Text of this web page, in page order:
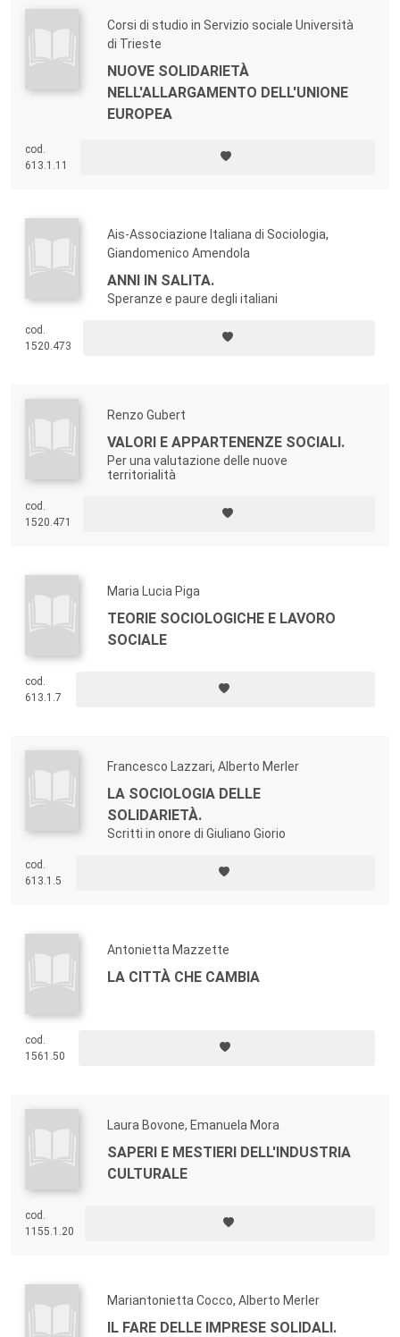
Corsi di studio in Servizio sociale Università
di Trieste
NUOVE SOLIDARIETÀ
NELL'ALLARGAMENTO DELL'UNIONE
EUROPEA
cod.
613.1.11
Ais-Associazione Italiana di Sociologia,
Giandomenico Amendola
ANNI IN SALITA.
Speranze e paure degli italiani
cod.
1520.473
Renzo Gubert
VALORI E APPARTENENZE SOCIALI.
Per una valutazione delle nuove
territorialità
cod.
1520.471
Maria Lucia Piga
TEORIE SOCIOLOGICHE E LAVORO
SOCIALE
cod.
613.1.7
Francesco Lazzari, Alberto Merler
LA SOCIOLOGIA DELLE
SOLIDARIETÀ.
Scritti in onore di Giuliano Giorio
cod.
613.1.5
Antonietta Mazzette
LA CITTÀ CHE CAMBIA
cod.
1561.50
Laura Bovone, Emanuela Mora
SAPERI E MESTIERI DELL'INDUSTRIA
CULTURALE
cod.
1155.1.20
Mariantonietta Cocco, Alberto Merler
IL FARE DELLE IMPRESE SOLIDALI.